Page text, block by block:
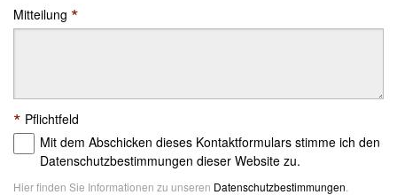
Mitteilung *
* Pflichtfeld
Mit dem Abschicken dieses Kontaktformulars stimme ich den
Datenschutzbestimmungen dieser Website zu.
Hier finden Sie Informationen zu unseren Datenschutzbestimmungen